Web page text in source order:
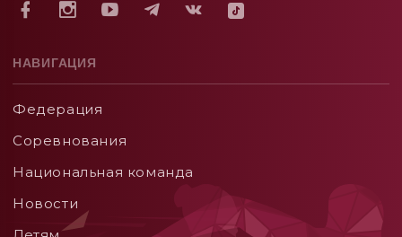
НАВИГАЦИЯ
Федерация
Соревнования
Национальная команда
Новости